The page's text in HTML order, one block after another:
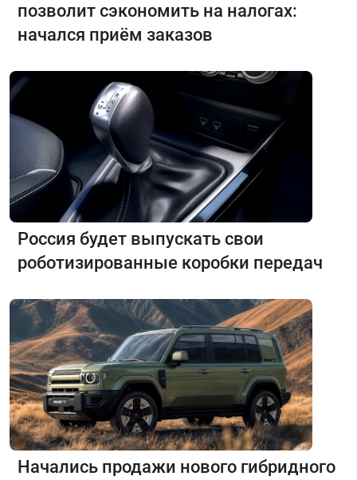
позволит сэкономить на налогах:
начался приём заказов
Россия будет выпускать свои
роботизированные коробки передач
Начались продажи нового гибридного